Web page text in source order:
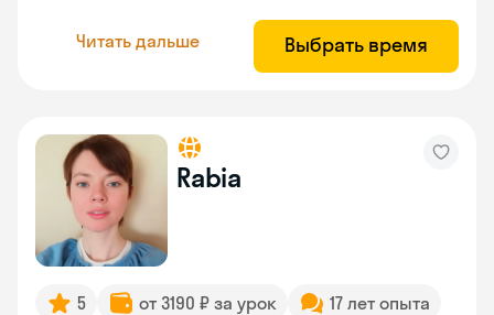
Читать дальше Выбрать время
Rabia
5 от 3190 ₽ за урок
17 лет опыта